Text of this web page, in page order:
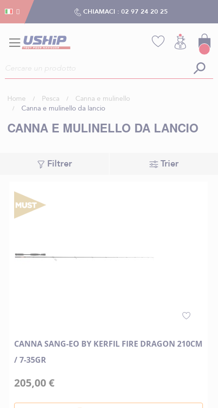
CHIAMACI : 02 97 24 20 25
Home Pesca
Canna e mulinello
Canna e mulinello da lancio
CANNA E MULINELLO DA LANCIO
Filtrer Trier
CANNA SANG-EO BY KERFIL FIRE DRAGON 210CM
/ 7-35GR
205,00 €
Gestion dei cookies
Gestion dei cookies